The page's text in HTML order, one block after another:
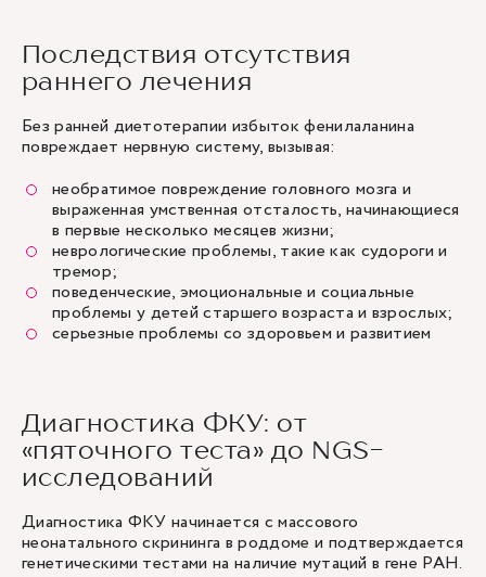
Последствия отсутствия
раннего лечения
Без ранней диетотерапии избыток фенилаланина
повреждает нервную систему, вызывая:
необратимое повреждение головного мозга и
выраженная умственная отсталость, начинающиеся
в первые несколько месяцев жизни;
неврологические проблемы, такие как судороги и
тремор;
поведенческие, эмоциональные и социальные
проблемы у детей старшего возраста и взрослых;
серьезные проблемы со здоровьем и развитием
Диагностика ФКУ: от
«пяточного теста» до NGS-
исследований
Диагностика ФКУ начинается с массового
неонатального скрининга в роддоме и подтверждается
генетическими тестами на наличие мутаций в гене PAH.